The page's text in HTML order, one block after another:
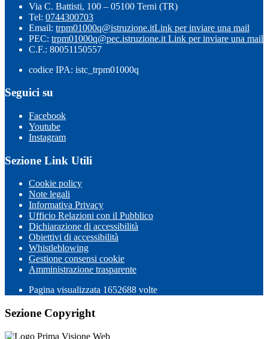
Via C. Battisti, 100 – 05100 Terni (TR)
Tel: 0744300703
Email: trpm01000q@istruzione.itLink per inviare una mail
PEC: trpm01000q@pec.istruzione.it Link per inviare una mail
C.F.: 80051150557
codice IPA: istc_trpm01000q
Seguici su
Facebook
Youtube
Instagram
Sezione Link Utili
Cookie policy
Note legali
Informativa Privacy
Ufficio Relazioni con il Pubblico
Dichiarazione di accessibilità
Obiettivi di accessibilità
Whistleblowing
Gestione consensi cookie
Amministrazione trasparente
Pagina visualizzata 1652688 volte
Sezione Copyright